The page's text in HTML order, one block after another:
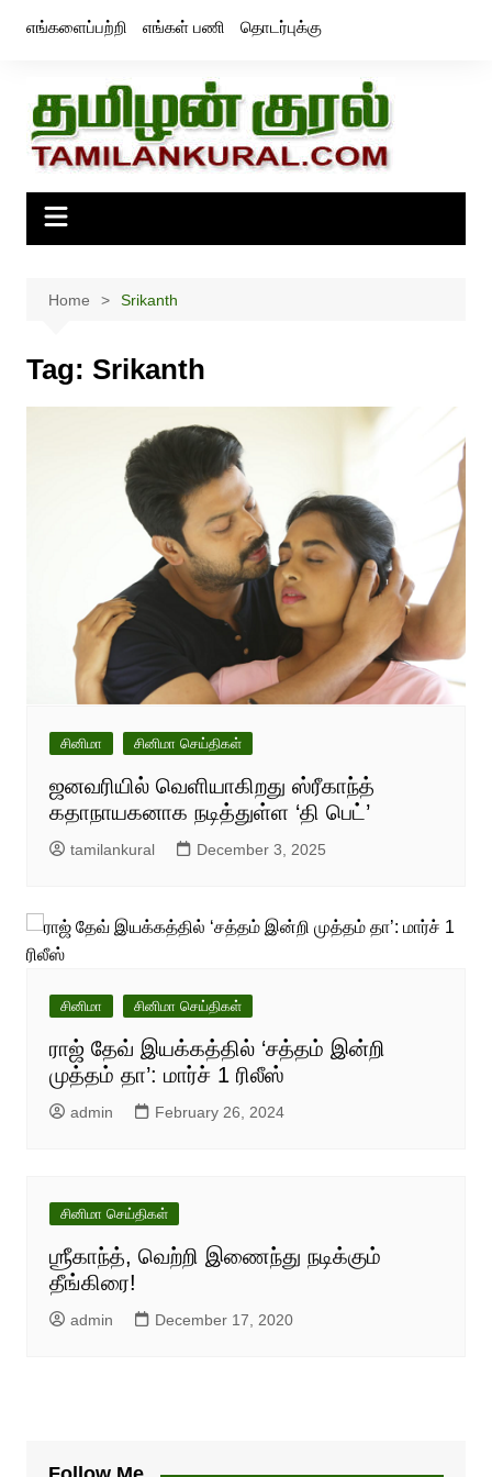
எங்களைப்பற்றி எங்கள் பணி தொடர்புக்கு
Home Srikanth
Tag: Srikanth
சினிமா சினிமா செய்திகள்
ஜனவரியில் வெளியாகிறது ஸ்ரீகாந்த்
கதாநாயகனாக நடித்துள்ள ‘தி பெட்’
tamilankural December 3, 2025
சினிமா சினிமா செய்திகள்
ராஜ் தேவ் இயக்கத்தில் ‘சத்தம் இன்றி
முத்தம் தா’: மார்ச் 1 ரிலீஸ்
admin February 26, 2024
சினிமா செய்திகள்
ஶ்ரீகாந்த், வெற்றி இணைந்து நடிக்கும்
தீங்கிரை!
admin December 17, 2020